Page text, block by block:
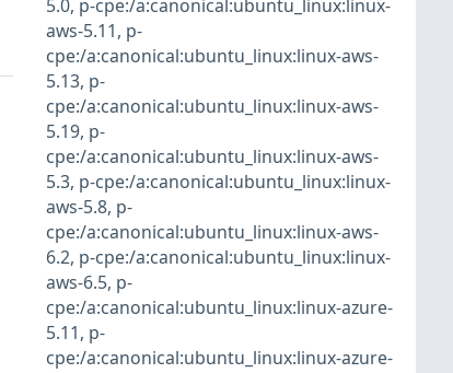
5.0, p-cpe:/a:canonical:ubuntu_linux:linux-
aws-5.11, p-
cpe:/a:canonical:ubuntu_linux:linux-aws-
5.13, p-
cpe:/a:canonical:ubuntu_linux:linux-aws-
5.19, p-
cpe:/a:canonical:ubuntu_linux:linux-aws-
5.3, p-cpe:/a:canonical:ubuntu_linux:linux-
aws-5.8, p-
cpe:/a:canonical:ubuntu_linux:linux-aws-
6.2, p-cpe:/a:canonical:ubuntu_linux:linux-
aws-6.5, p-
cpe:/a:canonical:ubuntu_linux:linux-azure-
5.11, p-
cpe:/a:canonical:ubuntu_linux:linux-azure-